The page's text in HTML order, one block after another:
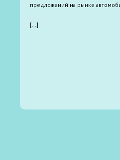
предложений на рынке
[…]